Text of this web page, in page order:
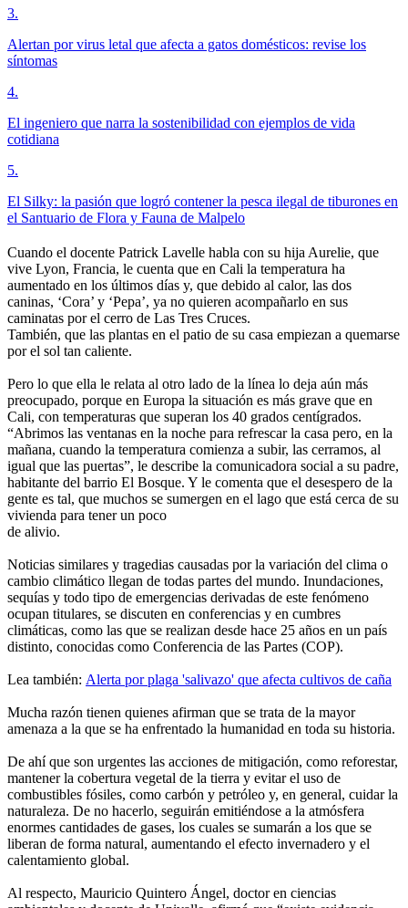
3.
Alertan por virus letal que afecta a gatos domésticos: revise los
síntomas
4.
El ingeniero que narra la sostenibilidad con ejemplos de vida
cotidiana
5.
El Silky: la pasión que logró contener la pesca ilegal de tiburones en
el Santuario de Flora y Fauna de Malpelo
Cuando el docente Patrick Lavelle habla con su hija Aurelie, que
vive Lyon, Francia, le cuenta que en Cali la temperatura ha
aumentado en los últimos días y, que debido al calor, las dos
caninas, ‘Cora’ y ‘Pepa’, ya no quieren acompañarlo en sus
caminatas por el cerro de Las Tres Cruces.
También, que las plantas en el patio de su casa empiezan a quemarse
por el sol tan caliente.
Pero lo que ella le relata al otro lado de la línea lo deja aún más
preocupado, porque en Europa la situación es más grave que en
Cali, con temperaturas que superan los 40 grados centígrados.
“Abrimos las ventanas en la noche para refrescar la casa pero, en la
mañana, cuando la temperatura comienza a subir, las cerramos, al
igual que las puertas”, le describe la comunicadora social a su padre,
habitante del barrio El Bosque. Y le comenta que el desespero de la
gente es tal, que muchos se sumergen en el lago que está cerca de su
vivienda para tener un poco
de alivio.
Noticias similares y tragedias causadas por la variación del clima o
cambio climático llegan de todas partes del mundo. Inundaciones,
sequías y todo tipo de emergencias derivadas de este fenómeno
ocupan titulares, se discuten en conferencias y en cumbres
climáticas, como las que se realizan desde hace 25 años en un país
distinto, conocidas como Conferencia de las Partes (COP).
Lea también: Alerta por plaga 'salivazo' que afecta cultivos de caña
Mucha razón tienen quienes afirman que se trata de la mayor
amenaza a la que se ha enfrentado la humanidad en toda su historia.
De ahí que son urgentes las acciones de mitigación, como reforestar,
mantener la cobertura vegetal de la tierra y evitar el uso de
combustibles fósiles, como carbón y petróleo y, en general, cuidar la
naturaleza. De no hacerlo, seguirán emitiéndose a la atmósfera
enormes cantidades de gases, los cuales se sumarán a los que se
liberan de forma natural, aumentando el efecto invernadero y el
calentamiento global.
Al respecto, Mauricio Quintero Ángel, doctor en ciencias